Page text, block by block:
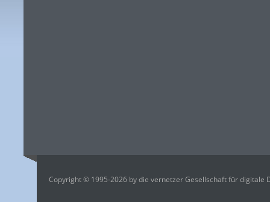
Copyright © 1995-2026 by die vernetzer Gesellschaft für digitale